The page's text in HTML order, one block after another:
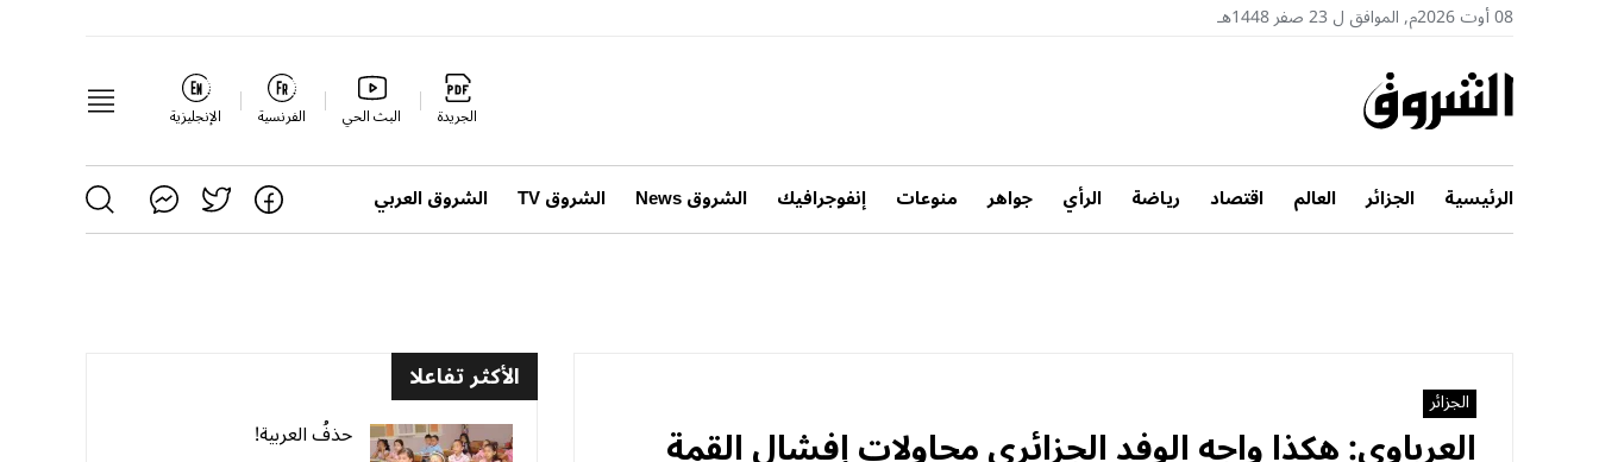
08 أوت 2026م, الموافق ل 23 صفر 1448هـ
الجريدة البث الحي الفرنسية الإنجليزية
الرئيسية الجزائر العالم اقتصاد رياضة الرأي جواهر منوعات إنفوجرافيك الشروق News الشروق TV الشروق العربي
الجزائر
الأكثر تفاعلا
حذفُ العربية!